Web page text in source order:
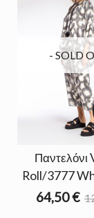
- SOLD
Παντελόνι
Roll/3777
64,50 €